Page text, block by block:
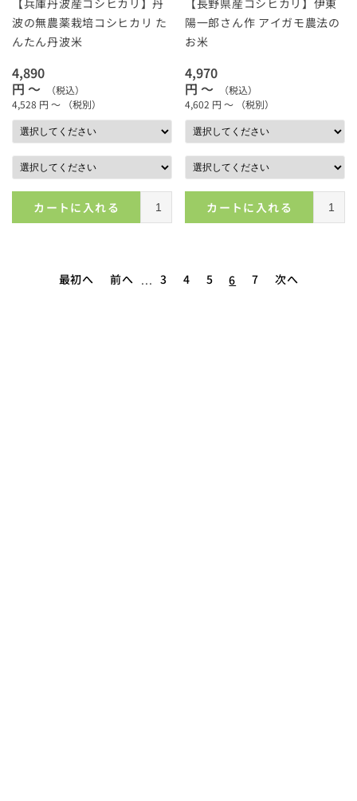
【兵庫丹波産コシヒカリ】丹
波の無農薬栽培コシヒカリ た
んたん丹波米
4,890
円 ～
（税込）
4,528 円 ～ （税別）
カートに入れる
【長野県産コシヒカリ】伊東
陽一郎さん作 アイガモ農法の
お米
4,970
円 ～
（税込）
4,602 円 ～ （税別）
カートに入れる
最初へ 前へ ... 3 4 5 6 7 次へ